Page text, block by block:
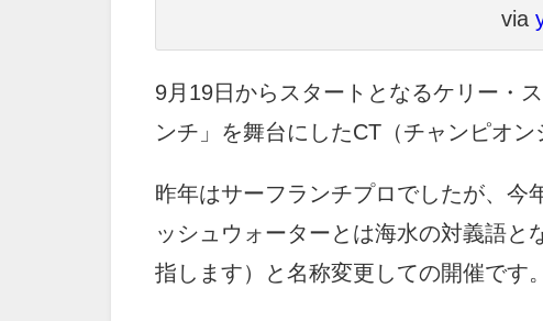
via
9月19日からスタートとなるケリー・
ンチ」を舞台にしたCT（チャンピオン
昨年はサーフランチプロでしたが、今
ッシュウォーターとは海水の対義語と
指します）と名称変更しての開催です。